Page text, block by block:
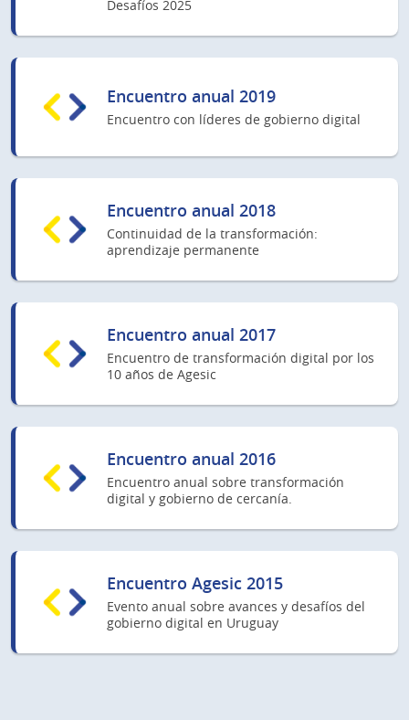
Desafíos 2025
Encuentro anual 2019
Encuentro con líderes de gobierno digital
Encuentro anual 2018
Continuidad de la transformación:
aprendizaje permanente
Encuentro anual 2017
Encuentro de transformación digital por los
10 años de Agesic
Encuentro anual 2016
Encuentro anual sobre transformación
digital y gobierno de cercanía.
Encuentro Agesic 2015
Evento anual sobre avances y desafíos del
gobierno digital en Uruguay